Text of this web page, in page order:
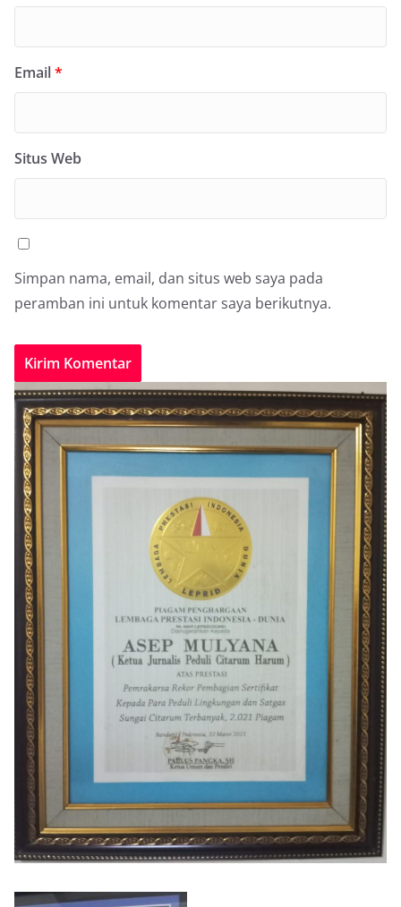
Email*
Situs Web
Simpan nama, email, dan situs web saya pada
peramban ini untuk komentar saya berikutnya.